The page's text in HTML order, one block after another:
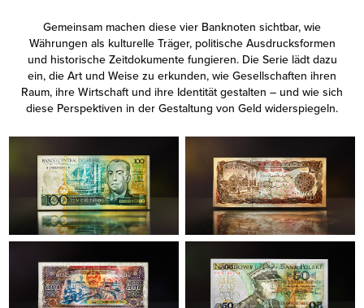
Gemeinsam machen diese vier Banknoten sichtbar, wie
Währungen als kulturelle Träger, politische Ausdrucksformen
und historische Zeitdokumente fungieren. Die Serie lädt dazu
ein, die Art und Weise zu erkunden, wie Gesellschaften ihren
Raum, ihre Wirtschaft und ihre Identität gestalten – und wie sich
diese Perspektiven in der Gestaltung von Geld widerspiegeln.